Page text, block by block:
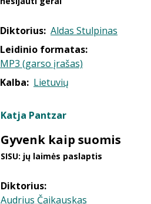
Diktorius: Aldas Stulpinas
Leidinio formatas:
MP3 (garso įrašas)
Kalba: Lietuvių
Katja Pantzar
Gyvenk kaip suomis
SISU: jų laimės paslaptis
Diktorius:
Audrius Čaikauskas